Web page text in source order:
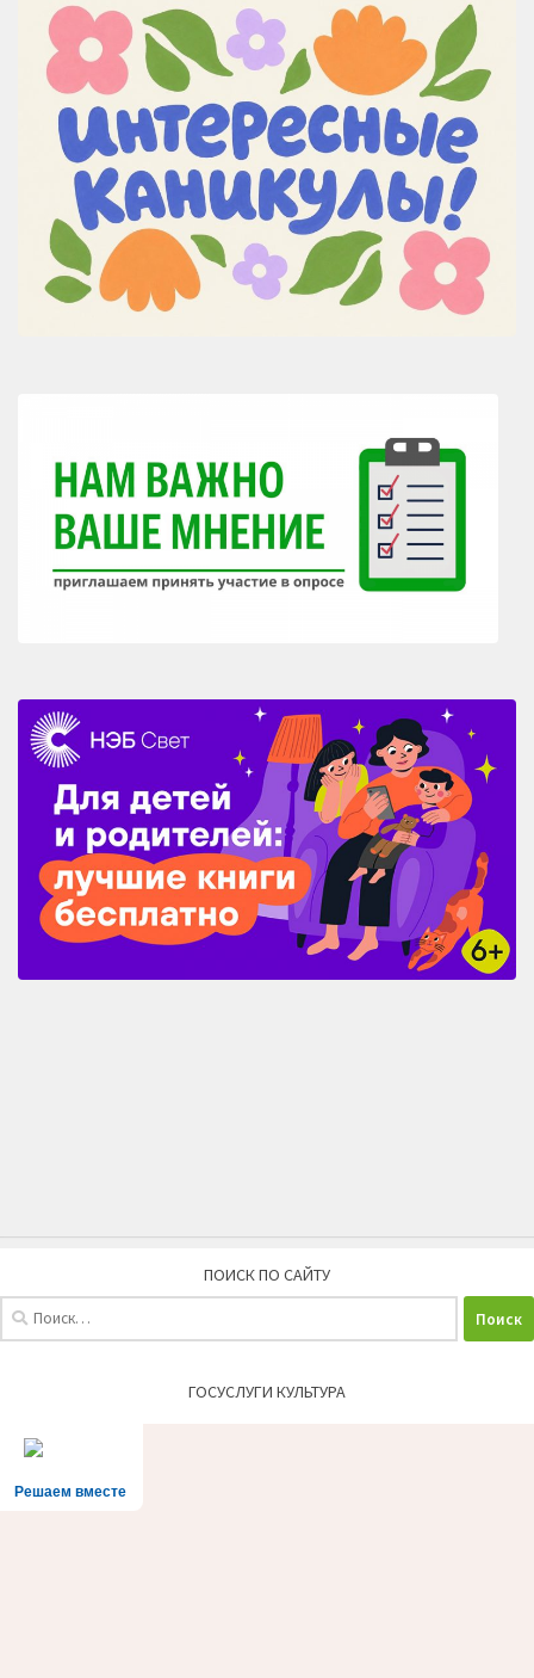
ПОИСК ПО САЙТУ
ГОСУСЛУГИ КУЛЬТУРА
Решаем вместе